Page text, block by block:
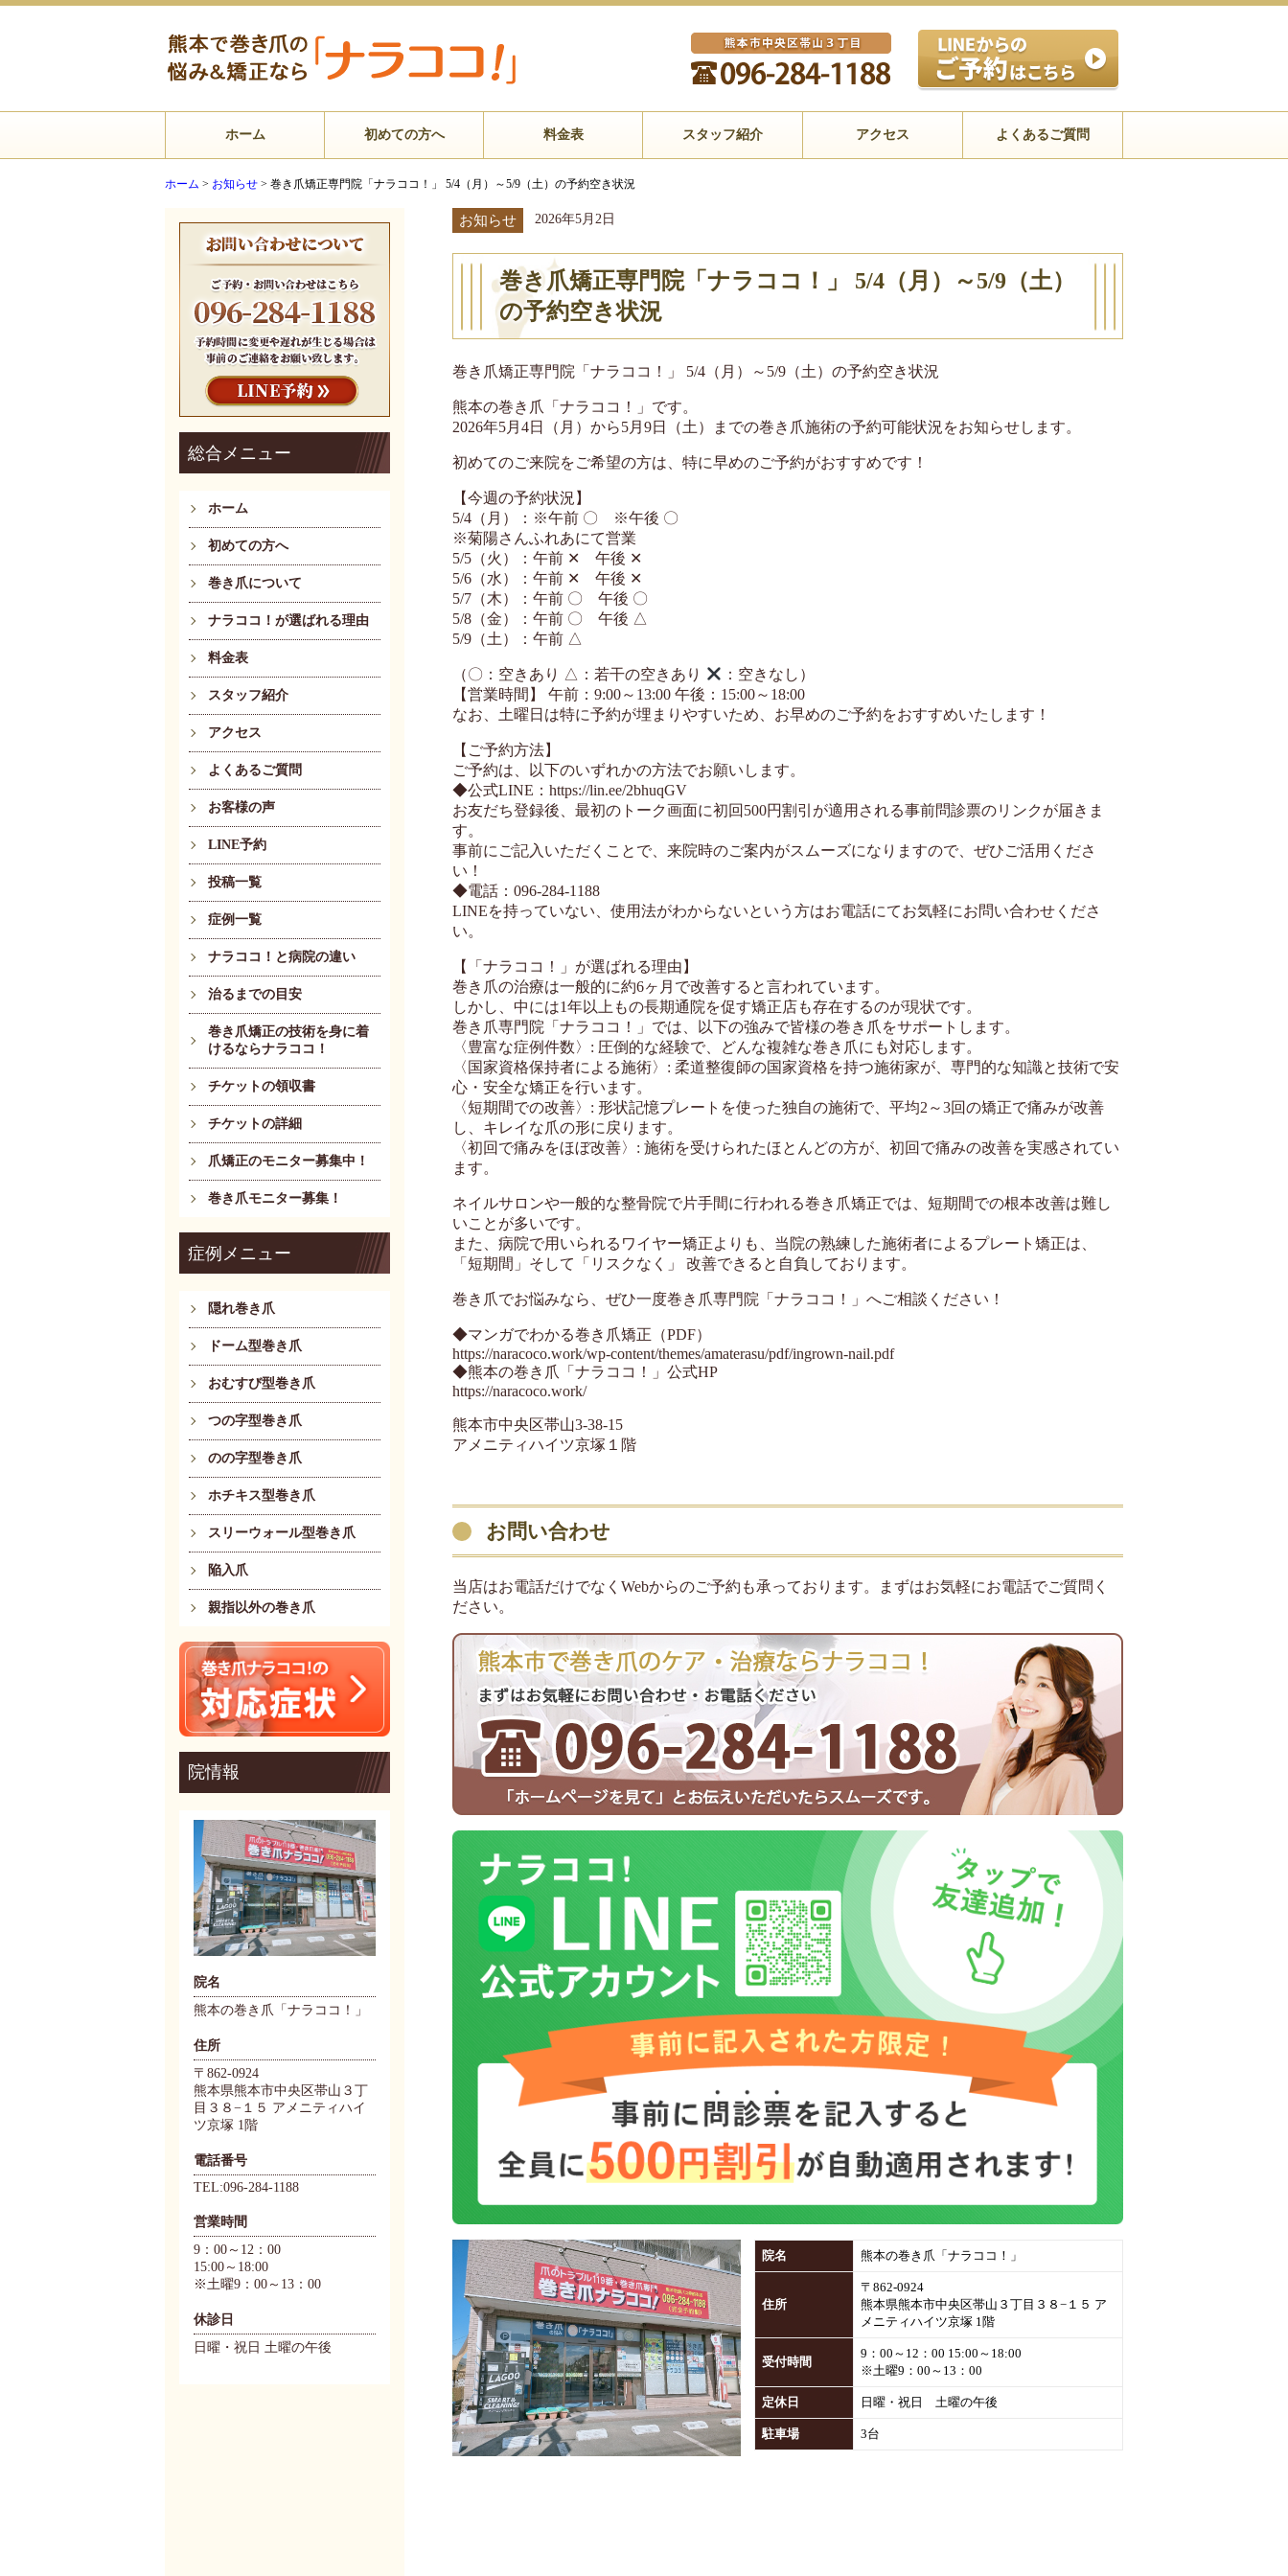
ホーム 初めての方へ 料金表 スタッフ紹介 アクセス よくあるご質問
ホーム > お知らせ > 巻き爪矯正専門院「ナラココ！」 5/4（月）～5/9（土）の予約空き状況
お知らせ 2026年5月2日
巻き爪矯正専門院「ナラココ！」 5/4（月）～5/9（土）
の予約空き状況
巻き爪矯正専門院「ナラココ！」 5/4（月）～5/9（土）の予約空き状況
熊本の巻き爪「ナラココ！」です。
2026年5月4日（月）から5月9日（土）までの巻き爪施術の予約可能状況をお知らせします。
初めてのご来院をご希望の方は、特に早めのご予約がおすすめです！
【今週の予約状況】
5/4（月）：※午前 〇 ※午後 〇
※菊陽さんふれあにて営業
5/5（火）：午前 ✕ 午後 ✕
5/6（水）：午前 ✕ 午後 ✕
5/7（木）：午前 〇 午後 〇
5/8（金）：午前 〇 午後 △
5/9（土）：午前 △
（〇：空きあり △：若干の空きあり
：空きなし）
【営業時間】 午前：9:00～13:00 午後：15:00～18:00
なお、土曜日は特に予約が埋まりやすいため、お早めのご予約をおすすめいたします！
【ご予約方法】
ご予約は、以下のいずれかの方法でお願いします。
◆公式LINE：https://lin.ee/2bhuqGV
お友だち登録後、最初のトーク画面に初回500円割引が適用される事前問診票のリンクが届きま
す。
事前にご記入いただくことで、来院時のご案内がスムーズになりますので、ぜひご活用くださ
い！
◆電話：096-284-1188
LINEを持っていない、使用法がわからないという方はお電話にてお気軽にお問い合わせくださ
い。
【「ナラココ！」が選ばれる理由】
巻き爪の治療は一般的に約6ヶ月で改善すると言われています。
しかし、中には1年以上もの長期通院を促す矯正店も存在するのが現状です。
巻き爪専門院「ナラココ！」では、以下の強みで皆様の巻き爪をサポートします。
〈豊富な症例件数〉: 圧倒的な経験で、どんな複雑な巻き爪にも対応します。
〈国家資格保持者による施術〉: 柔道整復師の国家資格を持つ施術家が、専門的な知識と技術で安
心・安全な矯正を行います。
〈短期間での改善〉: 形状記憶プレートを使った独自の施術で、平均2～3回の矯正で痛みが改善
し、キレイな爪の形に戻ります。
〈初回で痛みをほぼ改善〉: 施術を受けられたほとんどの方が、初回で痛みの改善を実感されてい
ます。
ネイルサロンや一般的な整骨院で片手間に行われる巻き爪矯正では、短期間での根本改善は難し
いことが多いです。
また、病院で用いられるワイヤー矯正よりも、当院の熟練した施術者によるプレート矯正は、
「短期間」そして「リスクなく」 改善できると自負しております。
巻き爪でお悩みなら、ぜひ一度巻き爪専門院「ナラココ！」へご相談ください！
◆マンガでわかる巻き爪矯正（PDF）
https://naracoco.work/wp-content/themes/amaterasu/pdf/ingrown-nail.pdf
◆熊本の巻き爪「ナラココ！」公式HP
https://naracoco.work/
熊本市中央区帯山3-38-15
アメニティハイツ京塚１階
お問い合わせ
当店はお電話だけでなくWebからのご予約も承っております。まずはお気軽にお電話でご質問く
ださい。
院名 熊本の巻き爪「ナラココ！」
住所
〒862-0924
熊本県熊本市中央区帯山３丁目３８−１５ ア
メニティハイツ京塚 1階
受付時間
9：00～12：00 15:00～18:00
※土曜9：00～13：00
定休日 日曜・祝日 土曜の午後
駐車場 3台
総合メニュー
ホーム
初めての方へ
巻き爪について
ナラココ！が選ばれる理由
料金表
スタッフ紹介
アクセス
よくあるご質問
お客様の声
LINE予約
投稿一覧
症例一覧
ナラココ！と病院の違い
治るまでの目安
巻き爪矯正の技術を身に着
けるならナラココ！
チケットの領収書
チケットの詳細
爪矯正のモニター募集中！
巻き爪モニター募集！
症例メニュー
隠れ巻き爪
ドーム型巻き爪
おむすび型巻き爪
つの字型巻き爪
のの字型巻き爪
ホチキス型巻き爪
スリーウォール型巻き爪
陥入爪
親指以外の巻き爪
院情報
院名
熊本の巻き爪「ナラココ！」
住所
〒862-0924
熊本県熊本市中央区帯山３丁
目３８−１５ アメニティハイ
ツ京塚 1階
電話番号
TEL:096-284-1188
営業時間
9：00～12：00
15:00～18:00
※土曜9：00～13：00
休診日
日曜・祝日 土曜の午後
ご希望のお問い合わせ方法を
お選びください
096-284-1188
LINEでお問い合わせ